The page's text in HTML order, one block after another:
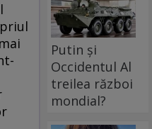
Putin și
Occidentul Al
treilea război
mondial?